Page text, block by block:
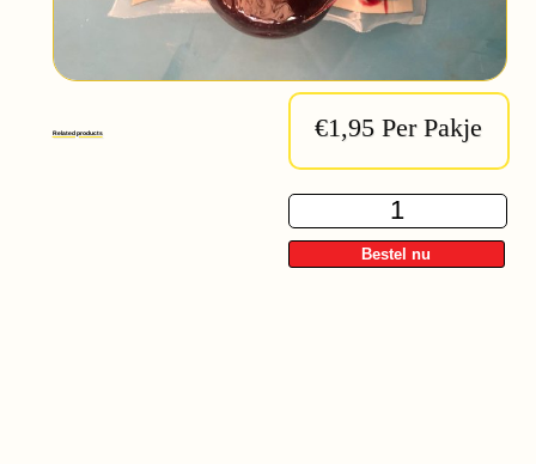
€1,95 Per Pakje
500Gr
quantity
Bestel nu
Related products